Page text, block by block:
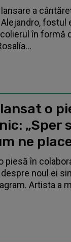
a
fostul
în formă
o
„Sper
ne
piesă în
noul ei
Artista a